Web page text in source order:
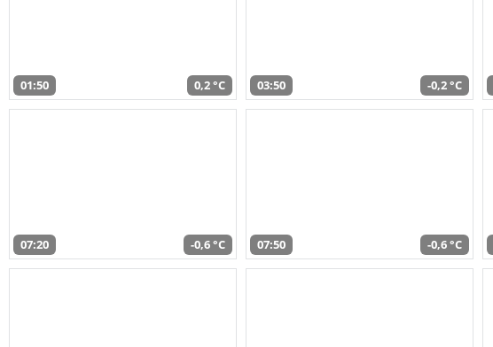
01:50 0,2 °C 03:50 -0,2 °C
07:20 -0,6 °C 07:50 -0,6 °C